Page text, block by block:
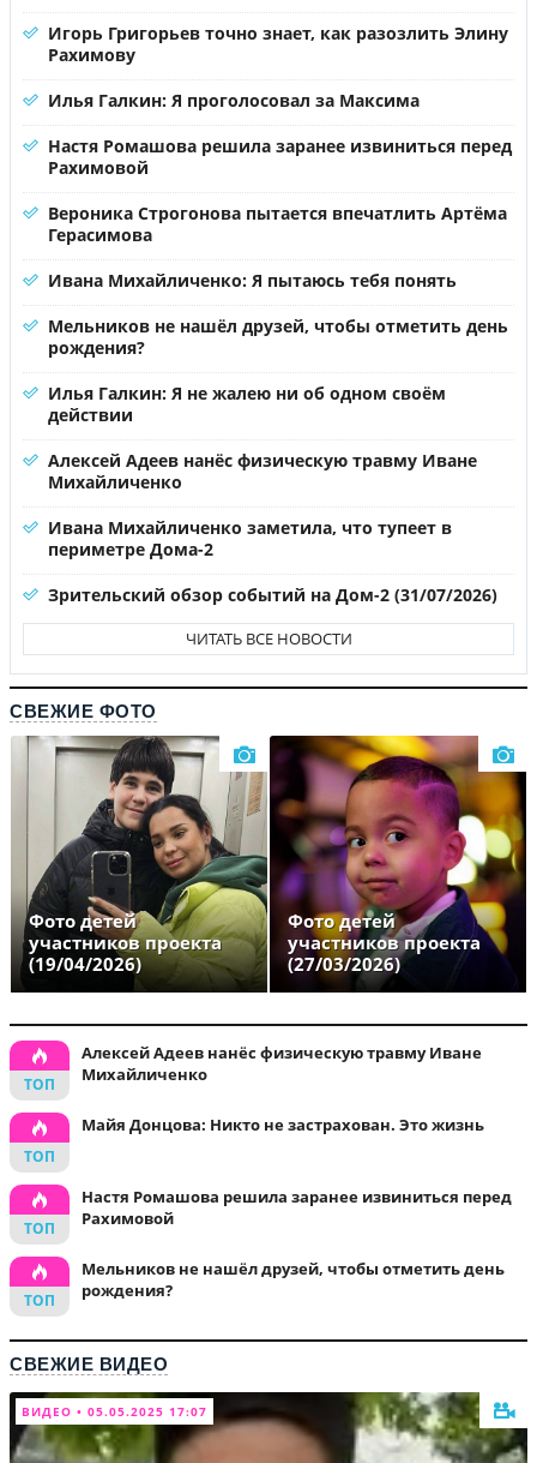
Игорь Григорьев точно знает, как разозлить Элину
Рахимову
Илья Галкин: Я проголосовал за Максима
Настя Ромашова решила заранее извиниться перед
Рахимовой
Вероника Строгонова пытается впечатлить Артёма
Герасимова
Ивана Михайличенко: Я пытаюсь тебя понять
Мельников не нашёл друзей, чтобы отметить день
рождения?
Илья Галкин: Я не жалею ни об одном своём
действии
Алексей Адеев нанёс физическую травму Иване
Михайличенко
Ивана Михайличенко заметила, что тупеет в
периметре Дома-2
Зрительский обзор событий на Дом-2 (31/07/2026)
ЧИТАТЬ ВСЕ НОВОСТИ
СВЕЖИЕ ФОТО
Фото детей
участников проекта
(19/04/2026)
Фото детей
участников проекта
(27/03/2026)
Алексей Адеев нанёс физическую травму Иване
Михайличенко
Майя Донцова: Никто не застрахован. Это жизнь
Настя Ромашова решила заранее извиниться перед
Рахимовой
Мельников не нашёл друзей, чтобы отметить день
рождения?
СВЕЖИЕ ВИДЕО
ВИДЕО • 05.05.2025 17:07